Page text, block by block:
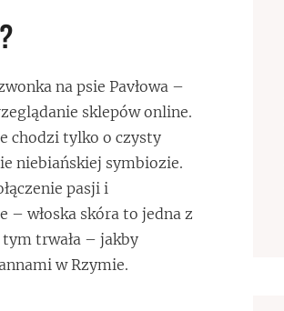
na psie Pavłowa –
sklepów online.
chodzi tylko o czysty
niebiańskiej symbiozie.
pasji i
włoska skóra to jedna z
trwała – jakby
w Rzymie.